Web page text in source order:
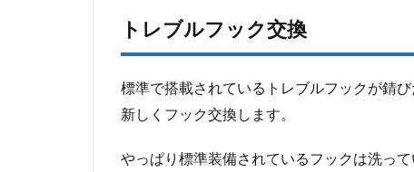
トレブルフック交換
標準で搭載されているトレブルフックが錆
新しくフック交換します。
やっぱり標準装備されているフックは洗っ